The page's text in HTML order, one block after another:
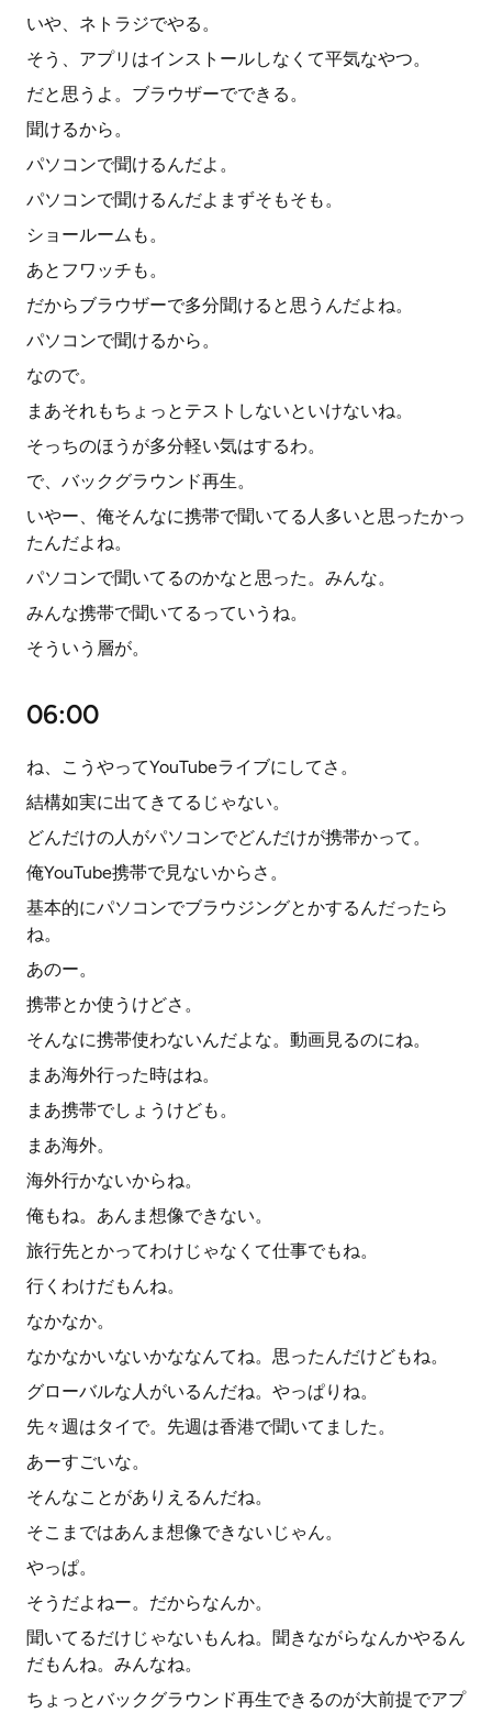
いや、ネトラジでやる。
そう、アプリはインストールしなくて平気なやつ。
だと思うよ。ブラウザーでできる。
聞けるから。
パソコンで聞けるんだよ。
パソコンで聞けるんだよまずそもそも。
ショールームも。
あとフワッチも。
だからブラウザーで多分聞けると思うんだよね。
パソコンで聞けるから。
なので。
まあそれもちょっとテストしないといけないね。
そっちのほうが多分軽い気はするわ。
で、バックグラウンド再生。
いやー、俺そんなに携帯で聞いてる人多いと思ったかっ
たんだよね。
パソコンで聞いてるのかなと思った。みんな。
みんな携帯で聞いてるっていうね。
そういう層が。
06:00
ね、こうやってYouTubeライブにしてさ。
結構如実に出てきてるじゃない。
どんだけの人がパソコンでどんだけが携帯かって。
俺YouTube携帯で見ないからさ。
基本的にパソコンでブラウジングとかするんだったら
ね。
あのー。
携帯とか使うけどさ。
そんなに携帯使わないんだよな。動画見るのにね。
まあ海外行った時はね。
まあ携帯でしょうけども。
まあ海外。
海外行かないからね。
俺もね。あんま想像できない。
旅行先とかってわけじゃなくて仕事でもね。
行くわけだもんね。
なかなか。
なかなかいないかななんてね。思ったんだけどもね。
グローバルな人がいるんだね。やっぱりね。
先々週はタイで。先週は香港で聞いてました。
あーすごいな。
そんなことがありえるんだね。
そこまではあんま想像できないじゃん。
やっぱ。
そうだよねー。だからなんか。
聞いてるだけじゃないもんね。聞きながらなんかやるん
だもんね。みんなね。
ちょっとバックグラウンド再生できるのが大前提でアプ